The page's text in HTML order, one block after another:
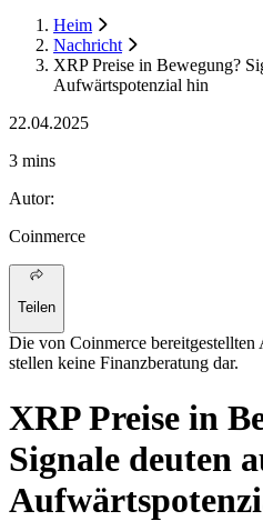
Heim
Nachricht
XRP Preise in Bewegung?
Aufwärtspotenzial hin
22.04.2025
3 mins
Autor:
Coinmerce
Teilen
Die von Coinmerce
stellen keine Finanzberatung dar.
XRP Preise in
Signale deuten